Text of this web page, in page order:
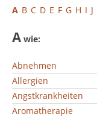
A B C D E F G H I J
A wie:
Abnehmen
Allergien
Angstkrankheiten
Aromatherapie